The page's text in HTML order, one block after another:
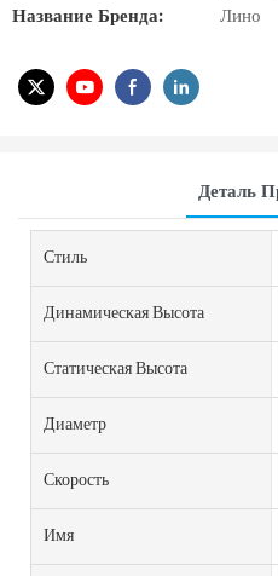
Название Бренда:
Лино
Деталь
Стиль
Динамическая Высота
Статическая Высота
Диаметр
Скорость
Имя